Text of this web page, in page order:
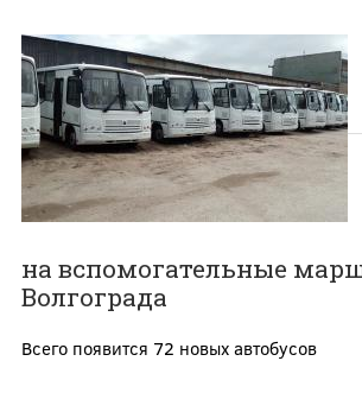
на вспомогательные
Волгограда
Всего появится 72 новых автобусов